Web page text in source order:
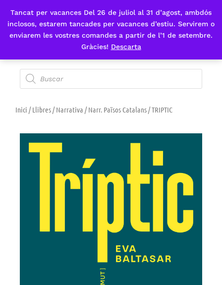
Tancat per vacances Del 26 de juliol al 31 d’agost, ambdós
inclosos, estarem tancades per vacances d’estiu. Servirem o
enviarem les vostres comandes a partir de l’1 de setembre.
Gràcies! Descarta
Fes-te'n sòcia
Inici /Llibres/Narrativa /Narr. Països Catalans/ TRIPTIC